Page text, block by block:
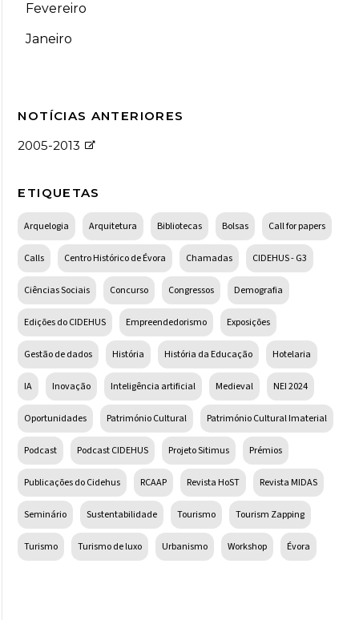
Fevereiro
Janeiro
NOTÍCIAS ANTERIORES
2005-2013
ETIQUETAS
Arquelogia Arquitetura Bibliotecas Bolsas Call for papers
Calls Centro Histórico de Évora Chamadas CIDEHUS - G3
Ciências Sociais Concurso Congressos Demografia
Edições do CIDEHUS Empreendedorismo Exposições
Gestão de dados História História da Educação Hotelaria
IA Inovação Inteligência artificial Medieval NEI 2024
Oportunidades Património Cultural Património Cultural Imaterial
Podcast Podcast CIDEHUS Projeto Sitimus Prémios
Publicações do Cidehus RCAAP Revista HoST Revista MIDAS
Seminário Sustentabilidade Tourismo Tourism Zapping
Turismo Turismo de luxo Urbanismo Workshop Évora